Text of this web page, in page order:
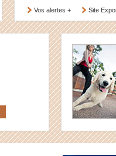
Vos alertes +
Site